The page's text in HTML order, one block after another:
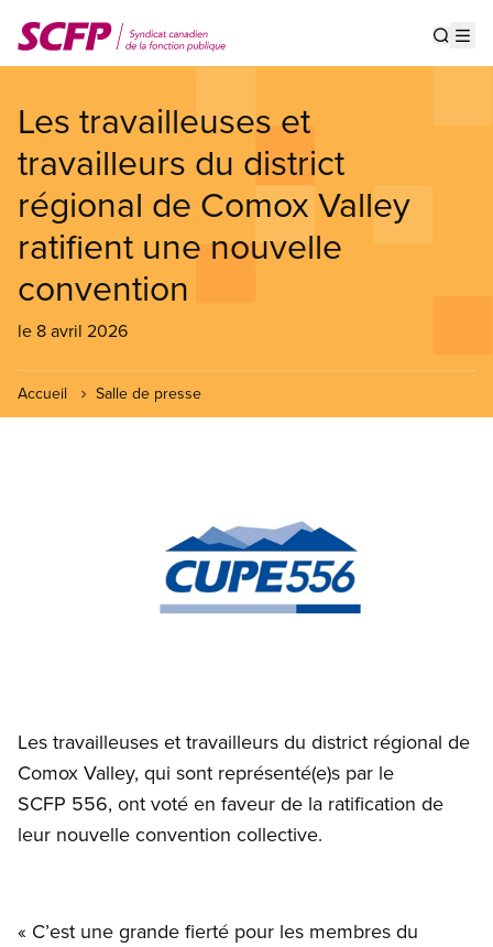
au
contenu
Les travailleuses et
travailleurs du district
régional de Comox Valley
ratifient une nouvelle
convention
le 8 avril 2026
Accueil Salle de presse
Les travailleuses et travailleurs du district régional de
Comox Valley, qui sont représenté(e)s par le
SCFP 556, ont voté en faveur de la ratification de
leur nouvelle convention collective.
« C’est une grande fierté pour les membres du